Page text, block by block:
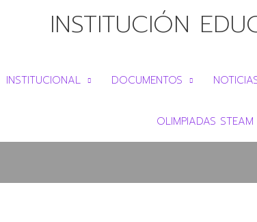
INSTITUCIÓN
INSTITUCIONAL DOCUMENTOS
OLIMPIADAS